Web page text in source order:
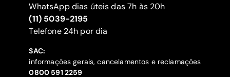
WhatsApp dias úteis das 7h às 20h
(11) 5039-2195
‍Telefone 24h por dia
SAC:
informações gerais, cancelamentos e reclamações
‍0800 591 2259